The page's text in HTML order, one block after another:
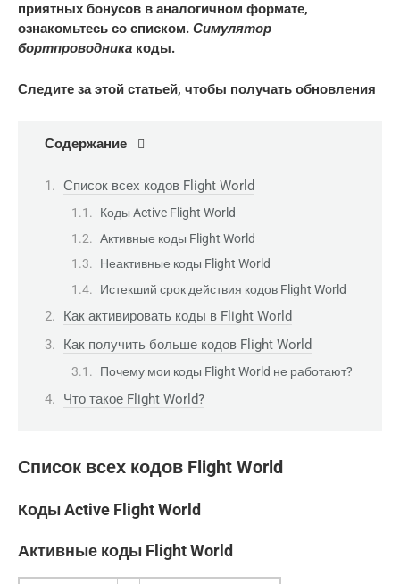
приятных бонусов в аналогичном формате,
ознакомьтесь со списком. Симулятор
бортпроводника коды.
Следите за этой статьей, чтобы получать обновления
Содержание
Список всех кодов Flight World
Коды Active Flight World
Активные коды Flight World
Неактивные коды Flight World
Истекший срок действия кодов Flight World
Как активировать коды в Flight World
Как получить больше кодов Flight World
Почему мои коды Flight World не работают?
Что такое Flight World?
Список всех кодов Flight World
Коды Active Flight World
Активные коды Flight World